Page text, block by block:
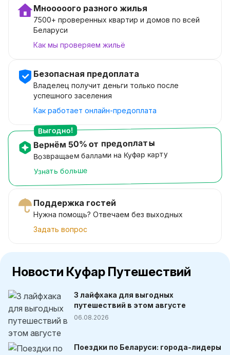
Мнооооого разного жилья
7500+ проверенных квартир и домов по всей
Беларуси
Как мы проверяем жильё
Безопасная предоплата
Владелец получит деньги только после
успешного заселения
Как работает онлайн-предоплата
Выгодно!
Вернём 50% от предоплаты
Возвращаем баллами на Куфар карту
Узнать больше
Поддержка гостей
Нужна помощь? Отвечаем без выходных
Задать вопрос
Новости Куфар Путешествий
3 лайфхака для выгодных
путешествий в этом августе
06.08.2026
Поездки по Беларуси: города-лидеры